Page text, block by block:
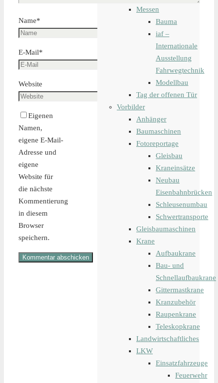
Name*
E-Mail*
Website
Eigenen
Namen,
eigene E-Mail-
Adresse und
eigene
Website für
die nächste
Kommentierung
in diesem
Browser
speichern.
Messen
Bauma
iaf –
Internationale
Ausstellung
Fahrwegtechnik
Modellbau
Tag der offenen Tür
Vorbilder
Anhänger
Baumaschinen
Fotoreportage
Gleisbau
Kraneinsätze
Neubau
Eisenbahnbrücken
Schleusenumbau
Schwertransporte
Gleisbaumaschinen
Krane
Aufbaukrane
Bau- und
Schnellaufbaukrane
Gittermastkrane
Kranzubehör
Raupenkrane
Teleskopkrane
Landwirtschaftliches
LKW
Einsatzfahrzeuge
Feuerwehr